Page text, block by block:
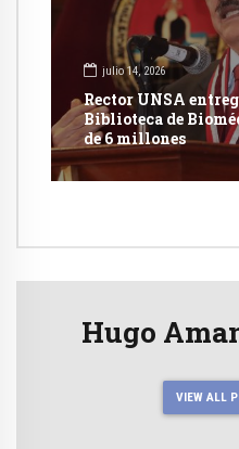
julio 14, 2026
Rector UNSA
Biblioteca de
de 6 millones
Hugo
VIEW ALL